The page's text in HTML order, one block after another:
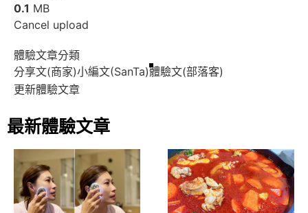
0.1 MB
Cancel upload
體驗文章分類
分享文(商家)小編文(SanTa)體驗文(部落客)
更新體驗文章
最新體驗文章